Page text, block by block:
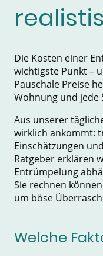
Die Kosten einer
wichtigste Punkt –
Pauschale Preise
Wohnung und jede
Aus unserer
wirklich ankommt:
Einschätzungen
Ratgeber erklären
Entrümpelung
Sie rechnen
um böse
Welche